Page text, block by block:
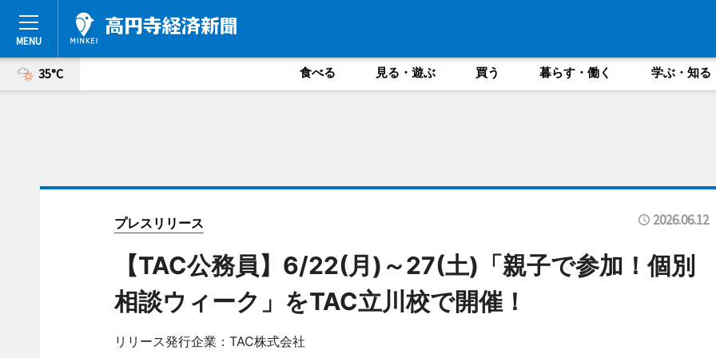
35°C 食べる 見る・遊ぶ 買う 暮らす・働く 学ぶ・知る
プレスリリース 2026.06.12
【TAC公務員】6/22(月)～27(土)「親子で参加！個別
相談ウィーク」をTAC立川校で開催！
リリース発行企業：TAC株式会社